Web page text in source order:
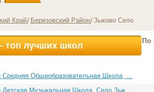
Край Березовский Район Зыково Село
топ лучших школ По
Средняя Общеобразовательная Школа, ...
Детская Музыкальная Школа, Село Зык...